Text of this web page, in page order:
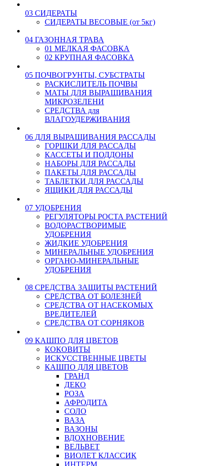
03 СИДЕРАТЫ
СИДЕРАТЫ ВЕСОВЫЕ (от 5кг)
04 ГАЗОННАЯ ТРАВА
01 МЕЛКАЯ ФАСОВКА
02 КРУПНАЯ ФАСОВКА
05 ПОЧВОГРУНТЫ, СУБСТРАТЫ
РАСКИСЛИТЕЛЬ ПОЧВЫ
МАТЫ ДЛЯ ВЫРАЩИВАНИЯ
МИКРОЗЕЛЕНИ
СРЕДСТВА для
ВЛАГОУДЕРЖИВАНИЯ
06 ДЛЯ ВЫРАЩИВАНИЯ РАССАДЫ
ГОРШКИ ДЛЯ РАССАДЫ
КАССЕТЫ И ПОДДОНЫ
НАБОРЫ ДЛЯ РАССАДЫ
ПАКЕТЫ ДЛЯ РАССАДЫ
ТАБЛЕТКИ ДЛЯ РАССАДЫ
ЯЩИКИ ДЛЯ РАССАДЫ
07 УДОБРЕНИЯ
РЕГУЛЯТОРЫ РОСТА РАСТЕНИЙ
ВОДОРАСТВОРИМЫЕ
УДОБРЕНИЯ
ЖИДКИЕ УДОБРЕНИЯ
МИНЕРАЛЬНЫЕ УДОБРЕНИЯ
ОРГАНО-МИНЕРАЛЬНЫЕ
УДОБРЕНИЯ
08 СРЕДСТВА ЗАЩИТЫ РАСТЕНИЙ
СРЕДСТВА ОТ БОЛЕЗНЕЙ
СРЕДСТВА ОТ НАСЕКОМЫХ
ВРЕДИТЕЛЕЙ
СРЕДСТВА ОТ СОРНЯКОВ
09 КАШПО ДЛЯ ЦВЕТОВ
КОКОВИТЫ
ИСКУССТВЕННЫЕ ЦВЕТЫ
КАШПО ДЛЯ ЦВЕТОВ
ГРАНД
ДЕКО
РОЗА
АФРОДИТА
СОЛО
ВАЗА
ВАЗОНЫ
ВДОХНОВЕНИЕ
ВЕЛЬВЕТ
ВИОЛЕТ КЛАССИК
ИНТЕРМ